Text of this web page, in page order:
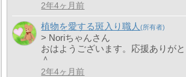
2年4ヶ月前
植物を愛する斑入り職人
> Noriちゃんさん
おはようございます。応援ありが
＾
2年4ヶ月前